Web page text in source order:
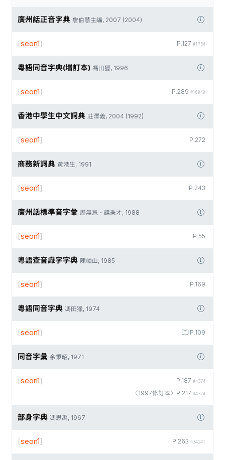
廣州話正音字典 詹伯慧主編, 2007 (2004)
P.127 #1754
[seon1]
粵語同音字典(增訂本) 馮田獵, 1996
P.289 #10040
[seon1]
香港中學生中文詞典 莊澤義, 2004 (1992)
P.272
[seon1]
商務新詞典 黃港生, 1991
P.243
[seon1]
廣州話標準音字彙 周無忌、饒秉才, 1988
P.55
[seon1]
粵語查音識字字典 陳岫山, 1985
P.169
[seon1]
粵語同音字典 馮田獵, 1974
P.109
[seon1]
同音字彙 余秉昭, 1971
P.187 #4374
〈1997修訂本〉P.217 #4374
[seon1]
部身字典 馮思禹, 1967
P.263 #34241
[seon1]